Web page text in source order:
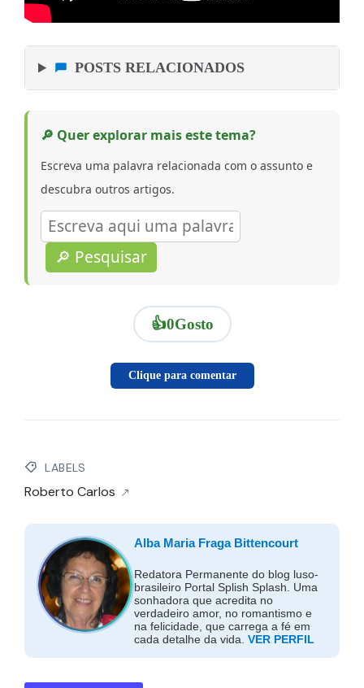
POSTS RELACIONADOS
🔎 Quer explorar mais este tema?
Escreva uma palavra relacionada com o assunto e
descubra outros artigos.
🔎 Pesquisar
👍0Gosto
Clique para comentar
LABELS
Roberto Carlos
Alba Maria Fraga Bittencourt
Redatora Permanente do blog luso-
brasileiro Portal Splish Splash. Uma
sonhadora que acredita no
verdadeiro amor, no romantismo e
na felicidade, que carrega a fé em
cada detalhe da vida. VER PERFIL